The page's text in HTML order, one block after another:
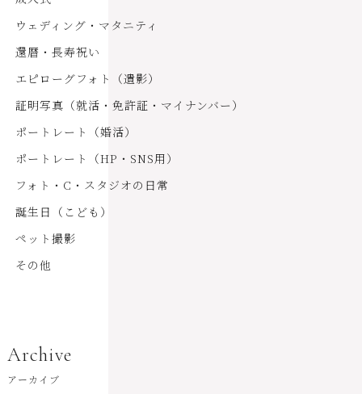
ウェディング・マタニティ
還暦・長寿祝い
エピローグフォト（遺影）
証明写真（就活・免許証・マイナンバー）
ポートレート（婚活）
ポートレート（HP・SNS用）
フォト・C・スタジオの日常
誕生日（こども）
ペット撮影
その他
Archive
アーカイブ